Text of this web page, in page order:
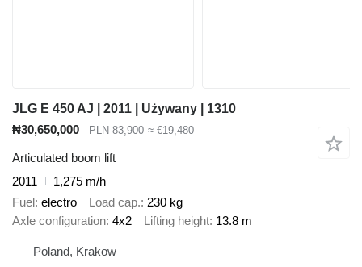
JLG E 450 AJ | 2011 | Używany | 1310
₦30,650,000
PLN 83,900 ≈ €19,480
Articulated boom lift
2011
1,275 m/h
Fuel electro Load cap. 230 kg
Axle configuration 4x2 Lifting height 13.8 m
Poland, Krakow